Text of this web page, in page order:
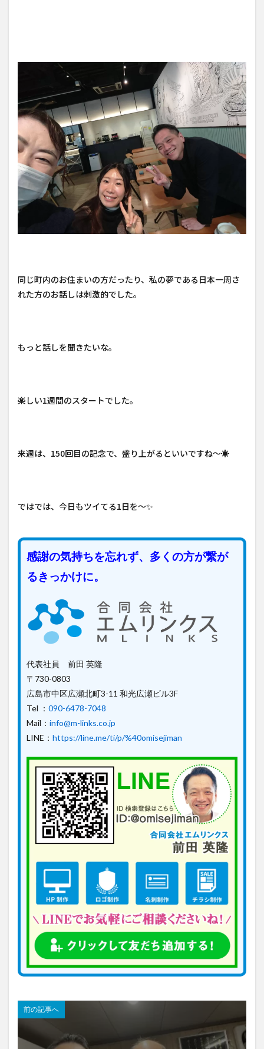
同じ町内のお住まいの方だったり、私の夢である日本一周さ
れた方のお話しは刺激的でした。
もっと話しを聞きたいな。
楽しい1週間のスタートでした。
来週は、150回目の記念で、盛り上がるといいですね～☀️
ではでは、今日もツイてる1日を～✨️
感謝の気持ちを忘れず、多くの方が繋が
るきっかけに。
代表社員 前田 英隆
〒730-0803
広島市中区広瀬北町3-11 和光広瀬ビル3F
Tel ： 090-6478-7048
Mail： info@m-links.co.jp
LINE： https://line.me/ti/p/%40omisejiman
前の記事へ